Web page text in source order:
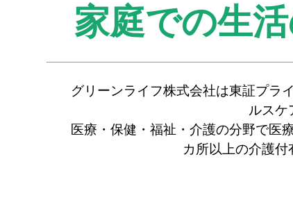
家庭での生
グリーンライフ株式会社は東証プ
ルスケ
医療・保健・福祉・介護の分野で医
カ所以上の介護付